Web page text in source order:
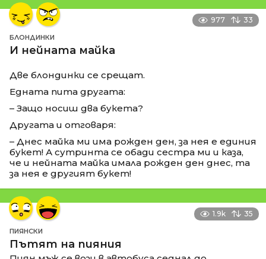
977 33
БЛОНДИНКИ
И нейната майка
Две блондинки се срещат.
Едната пита другата:
– Защо носиш два букета?
Другата и отговаря:
– Днес майка ми има рожден ден, за нея е единия
букет! А сутринта се обади сестра ми и каза,
че и нейната майка имала рожден ден днес, та
за нея е другият букет!
1.9k 35
ПИЯНСКИ
Пътят на пияния